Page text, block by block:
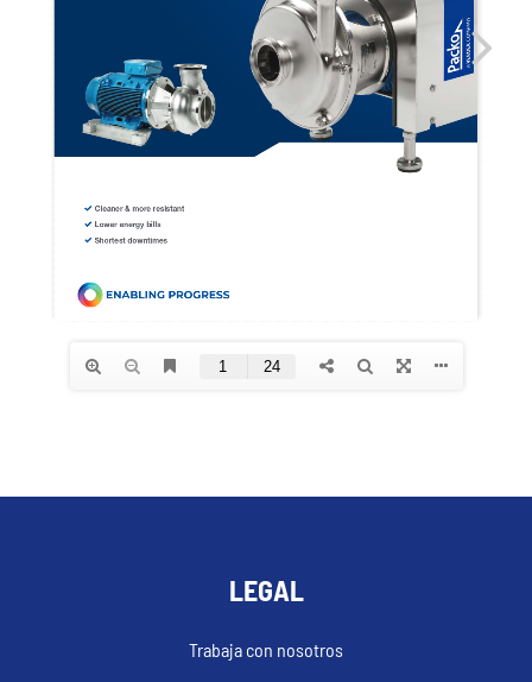
LEGAL
Trabaja con nosotros